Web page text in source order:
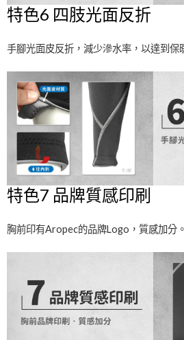
特色6 四肢光面反折
手腳光面皮反折，減少滲水率，以達到保
特色7 品牌質感印刷
胸前印有Aropec的品牌Logo，質感加分。